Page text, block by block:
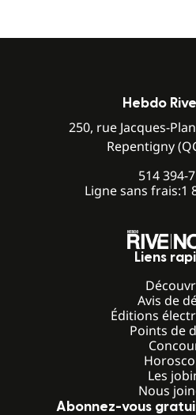
Hebdo
250, rue Jacques-
Repentigny
514 394-
Ligne sans frais:1
Liens
Avis de
Éditions
Points de
Les
Nous
Abonnez-vous